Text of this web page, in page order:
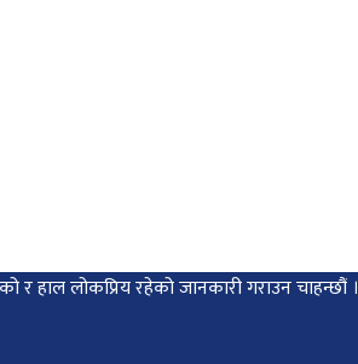
र हाल लोकप्रिय रहेको जानकारी गराउन चाहन्छौं ।